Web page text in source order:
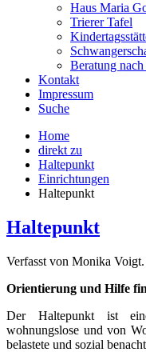
Haus Maria
Trierer Tafel
Beratung
Kontakt
Impressum
Suche
Home
direkt zu
Haltepunkt
Einrichtungen
Haltepunkt
Haltepunkt
Verfasst von Monika Voigt.
Orientierung und Hilfe
Der Haltepunkt ist
wohnungslose und von
belastete und sozial